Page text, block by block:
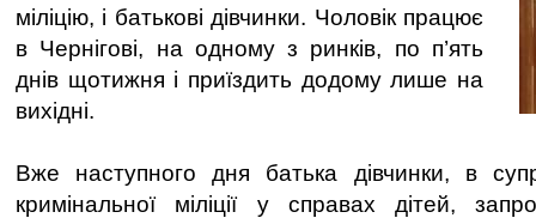
міліцію, і батькові дівчинки. Чоловік працює
в Чернігові, на одному з ринків, по п’ять
днів щотижня і приїздить додому лише на
вихідні.
Вже наступного дня батька дівчинки, в
кримінальної міліції у справах дітей,